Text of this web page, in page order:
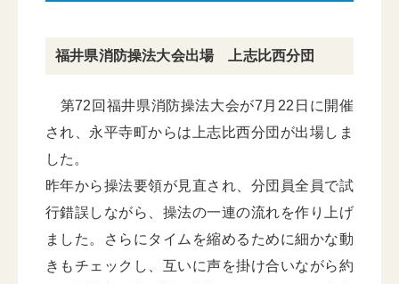
福井県消防操法大会出場 上志比西分団
第72回福井県消防操法大会が7月22日に開催
され、永平寺町からは上志比西分団が出場しま
した。
昨年から操法要領が見直され、分団員全員で試
行錯誤しながら、操法の一連の流れを作り上げ
ました。さらにタイムを縮めるために細かな動
きもチェックし、互いに声を掛け合いながら約